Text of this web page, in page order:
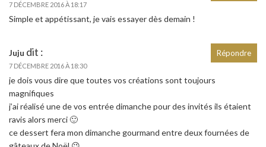
7 DÉCEMBRE 2016 À 18:17
Simple et appétissant, je vais essayer dès demain !
Juju dit :
7 DÉCEMBRE 2016 À 18:30
je dois vous dire que toutes vos créations sont toujours
magnifiques
j’ai réalisé une de vos entrée dimanche pour des invités ils étaient
ravis alors merci 🙂
ce dessert fera mon dimanche gourmand entre deux fournées de
Répondre